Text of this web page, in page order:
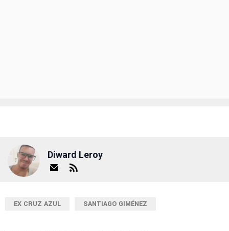
Diward Leroy
EX CRUZ AZUL SANTIAGO GIMÉNEZ